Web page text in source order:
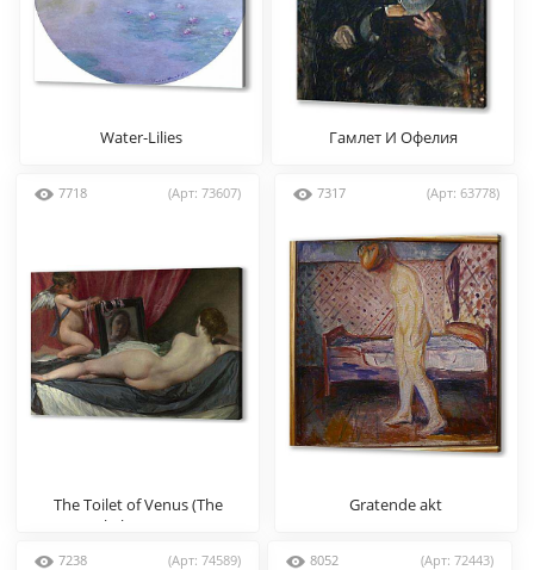
Water-Lilies Гамлет И Офелия
7718 (Арт: 73607)
The Toilet of Venus (The
Rokeby Venus)
7317 (Арт: 63778)
Gratende akt
7238 (Арт: 74589) 8052 (Арт: 72443)